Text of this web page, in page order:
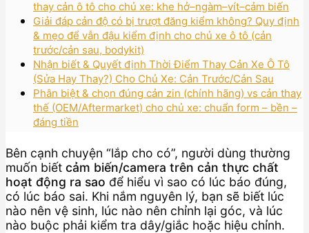
thay cản ô tô cho chủ xe: khe hở–ngàm–vít–cảm biến
Giải đáp cản độ có bị trượt đăng kiểm không? Quy định
& mẹo để vẫn đậu kiểm định cho chủ xe ô tô (cản
trước/cản sau, bodykit)
Nhận biết & Quyết định Thời Điểm Thay Cản Xe Ô Tô
(Sửa Hay Thay?) Cho Chủ Xe: Cản Trước/Cản Sau
Phân biệt & chọn đúng cản zin (chính hãng) vs cản thay
thế (OEM/Aftermarket) cho chủ xe: chuẩn form – bền –
đáng tiền
Bên cạnh chuyện “lắp cho có”, người dùng thường
muốn biết cảm biến/camera trên cản thực chất
hoạt động ra sao để hiểu vì sao có lúc báo đúng,
có lúc báo sai. Khi nắm nguyên lý, bạn sẽ biết lúc
nào nên vệ sinh, lúc nào nên chỉnh lại góc, và lúc
nào buộc phải kiểm tra dây/giắc hoặc hiệu chỉnh.